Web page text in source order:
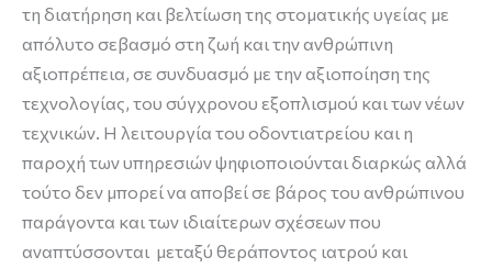
τη διατήρηση και βελτίωση της στοματικής υγείας με
απόλυτο σεβασμό στη ζωή και την ανθρώπινη
αξιοπρέπεια, σε συνδυασμό με την αξιοποίηση της
τεχνολογίας, του σύγχρονου εξοπλισμού και των νέων
τεχνικών. Η λειτουργία του οδοντιατρείου και η
παροχή των υπηρεσιών ψηφιοποιούνται διαρκώς αλλά
τούτο δεν μπορεί να αποβεί σε βάρος του ανθρώπινου
παράγοντα και των ιδιαίτερων σχέσεων που
αναπτύσσονται μεταξύ θεράποντος ιατρού και